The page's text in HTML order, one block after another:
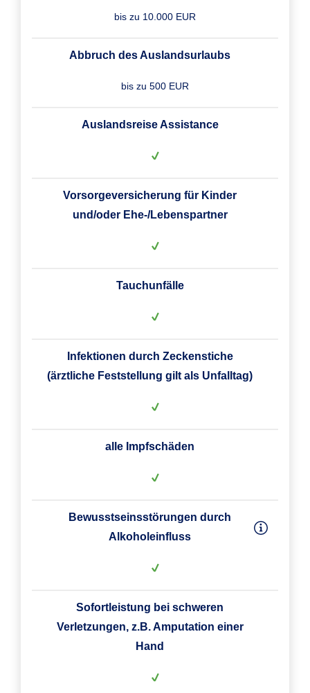
bis zu 10.000 EUR
Abbruch des Auslandsurlaubs
bis zu 500 EUR
Auslandsreise Assistance
Vorsorgeversicherung für Kinder
und/oder Ehe-/Lebenspartner
Tauchunfälle
Infektionen durch Zeckenstiche
(ärztliche Feststellung gilt als Unfalltag)
alle Impfschäden
Bewusstseinsstörungen durch
Alkoholeinfluss
Sofortleistung bei schweren
Verletzungen, z.B. Amputation einer
Hand